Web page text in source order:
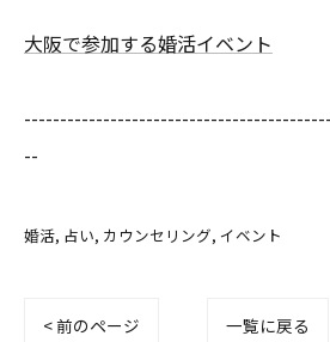
大阪で参加する婚活イベント
--
婚活 占い カウンセリング イベント
< 前のページ 一覧に戻る